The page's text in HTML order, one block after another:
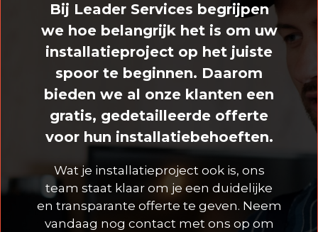
Bij Leader Services begrijpen
we hoe belangrijk het is om uw
installatieproject op het juiste
spoor te beginnen. Daarom
bieden we al onze klanten een
gratis, gedetailleerde offerte
voor hun installatiebehoeften.
Wat je installatieproject ook is, ons
team staat klaar om je een duidelijke
en transparante offerte te geven. Neem
vandaag nog contact met ons op om